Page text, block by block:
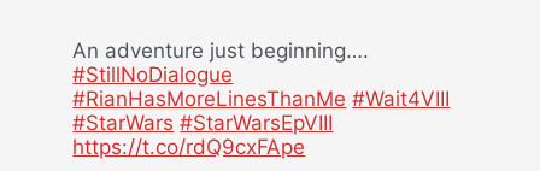
An adventure just beginning….
#StillNoDialogue
#RianHasMoreLinesThanMe #Wait4VIII
#StarWars #StarWarsEpVIII
https://t.co/rdQ9cxFApe